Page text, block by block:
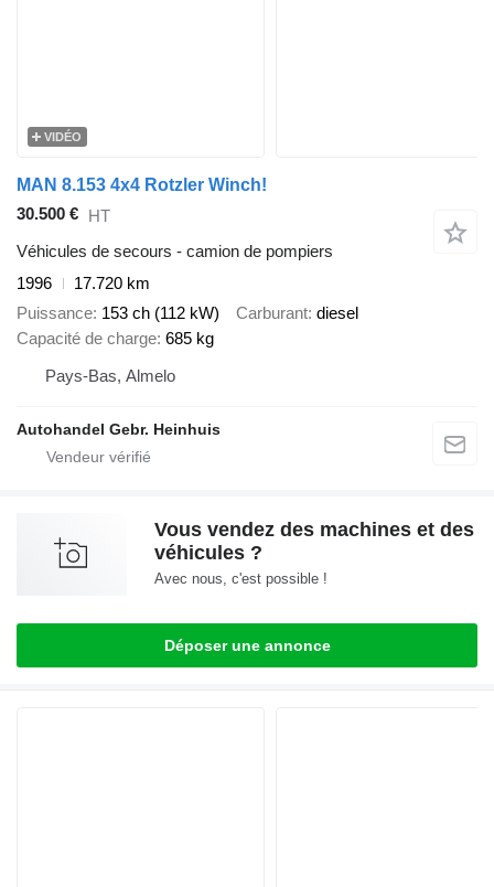
VIDÉO
MAN 8.153 4x4 Rotzler Winch!
30.500 € HT
Véhicules de secours - camion de pompiers
1996
17.720 km
Puissance 153 ch (112 kW) Carburant diesel
Capacité de charge 685 kg
Pays-Bas, Almelo
Autohandel Gebr. Heinhuis
Vous vendez des machines et des
véhicules ?
Avec nous, c'est possible !
Déposer une annonce